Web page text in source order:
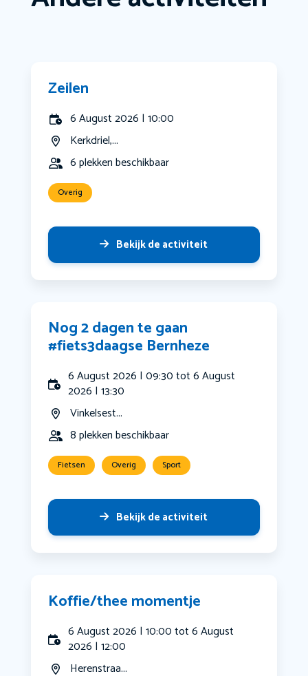
Zeilen
6 August 2026 | 10:00
Kerkdriel,...
6 plekken beschikbaar
Overig
Bekijk de activiteit
Nog 2 dagen te gaan
#fiets3daagse Bernheze
6 August 2026 | 09:30 tot 6 August
2026 | 13:30
Vinkelsest...
8 plekken beschikbaar
Fietsen Overig Sport
Bekijk de activiteit
Koffie/thee momentje
6 August 2026 | 10:00 tot 6 August
2026 | 12:00
Herenstraa...